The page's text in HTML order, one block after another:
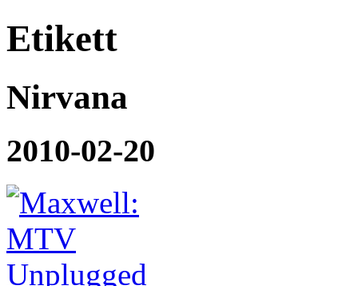
Etikett
Nirvana
2010-02-20